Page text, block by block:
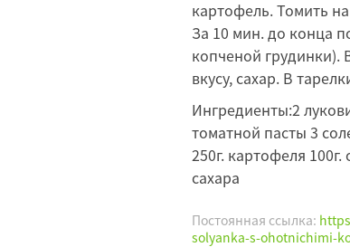
картофель. Томить
За 10 мин. до конца
копченой грудинки).
вкусу, сахар. В
Ингредиенты:2
томатной пасты 3
250г. картофеля
сахара
Постоянная ссылка:
solyanka-s-ohotnichimi-